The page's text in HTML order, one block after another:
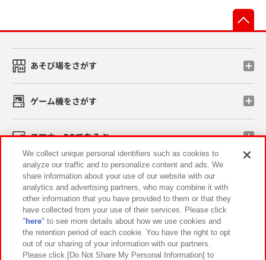
あそび場をさがす
ゲーム機をさがす
スマホ・PCであそぶ
イベント・キャンペーン
関連会社 サステナビリティ サイトポリシー
プライバシーポリシー ウェブアクセシビリティ方針と検証結果
We collect unique personal identifiers such as cookies to
analyze our traffic and to personalize content and ads. We
share information about your use of our website with our
analytics and advertising partners, who may combine it with
other information that you have provided to them or that they
have collected from your use of their services. Please click
" here" to see more details about how we use cookies and
the retention period of each cookie. You have the right to opt
out of our sharing of your information with our partners.
Please click [Do Not Share My Personal Information] to